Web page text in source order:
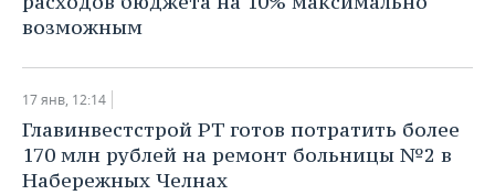
возможным
17 янв, 12:14
Главинвестстрой РТ готов потратить более
170 млн рублей на ремонт больницы №2 в
Набережных Челнах